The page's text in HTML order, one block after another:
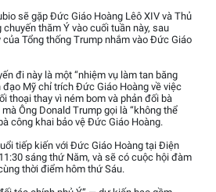
sẽ gặp Đức Giáo Hoàng Lêô XIV và Thủ
thăm Ý vào cuối tuần này, sau
Tổng thống Trump nhắm vào Đức Giáo
đi này là một “nhiệm vụ làm tan băng
đạo Mỹ chỉ trích Đức Giáo Hoàng về việc
thoại thay vì ném bom và phản đối bà
Ông Donald Trump gọi là “không thể
công khai bảo vệ Đức Giáo Hoàng.
tiếp kiến với Đức Giáo Hoàng tại Điện
sáng thứ Năm, và sẽ có cuộc hội đàm
thời điểm hôm thứ Sáu.